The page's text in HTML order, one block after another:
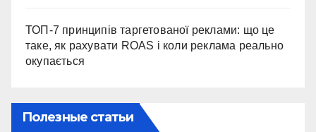
ТОП-7 принципів таргетованої реклами: що це
таке, як рахувати ROAS і коли реклама реально
окупається
Полезные статьи